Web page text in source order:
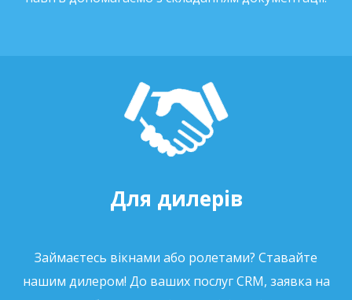
Для дилерів
Займаєтесь вікнами або ролетами? Ставайте
нашим дилером! До ваших послуг CRM, заявка на